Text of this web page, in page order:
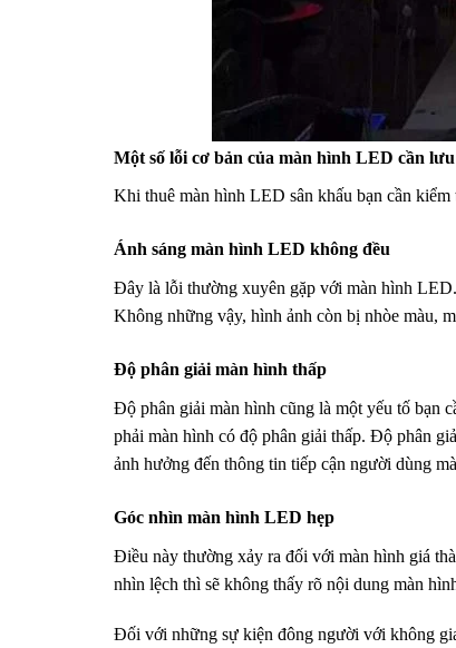
Một số lỗi cơ bản của màn hình LED cần
Khi thuê màn hình LED sân khấu bạn cần
Ánh sáng màn hình LED không đều
Đây là lỗi thường xuyên gặp với màn hình
Không những vậy, hình ảnh còn bị nhòe màu,
Độ phân giải màn hình thấp
Độ phân giải màn hình cũng là một yếu tố bạn
phải màn hình có độ phân giải thấp. Độ phân
ảnh hưởng đến thông tin tiếp cận người dùng
Góc nhìn màn hình LED hẹp
Điều này thường xảy ra đối với màn hình giá
nhìn lệch thì sẽ không thấy rõ nội dung màn
Đối với những sự kiện đông người với không